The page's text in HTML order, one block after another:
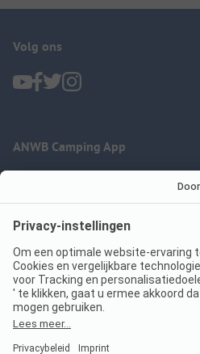
Volg ons
ANWB Camping App
Imprint
Jouw privacy
Wet digitale diensten